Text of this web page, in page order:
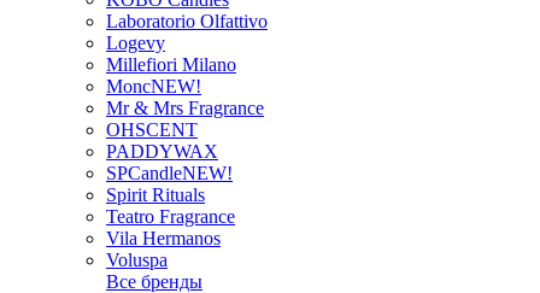
Laboratorio Olfattivo
Logevy
Millefiori Milano
MoncNEW!
Mr & Mrs Fragrance
OHSCENT
PADDYWAX
SPCandleNEW!
Spirit Rituals
Teatro Fragrance
Vila Hermanos
Voluspa
Все бренды